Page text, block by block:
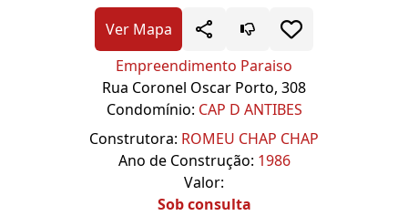
Ver Mapa
Empreendimento Paraiso
Rua Coronel Oscar Porto, 308
Condomínio: CAP D ANTIBES
Construtora: ROMEU CHAP CHAP
Ano de Construção: 1986
Valor:
Sob consulta